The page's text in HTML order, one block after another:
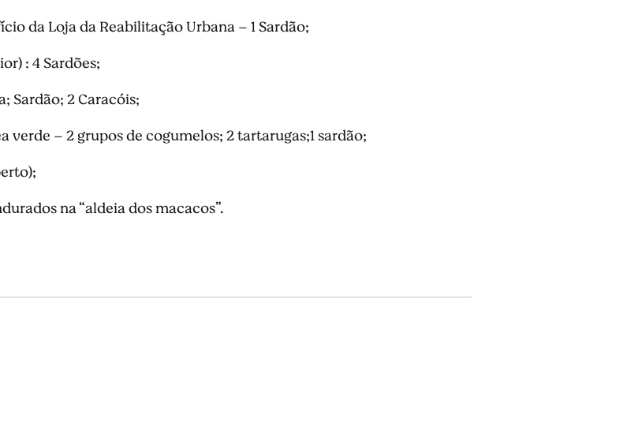
da Loja da Reabilitação Urbana – 1 Sardão;
: 4 Sardões;
Sardão; 2 Caracóis;
verde – 2 grupos de cogumelos; 2 tartarugas;1 sardão;
na “aldeia dos macacos”.